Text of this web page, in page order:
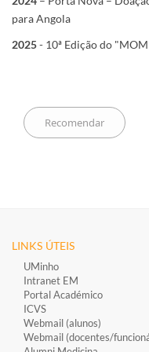
para Angola
2025- 10ª Edição do
LINKS ÚTEIS
UMinho
Intranet EM
Portal Académico
ICVS
Webmail (alunos)
Webmail (docentes/